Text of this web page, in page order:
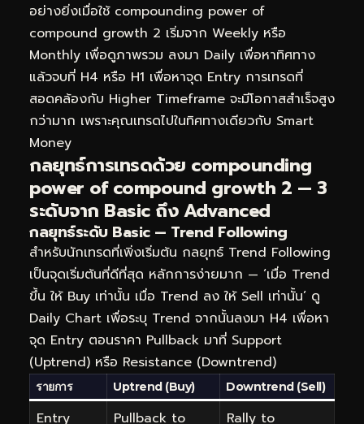
อย่างยิ่งเมื่อใช้ compounding power of
compound growth 2 เริ่มจาก Weekly หรือ
Monthly เพื่อดูภาพรวม ลงมา Daily เพื่อหาทิศทาง
แล้วจบที่ H4 หรือ H1 เพื่อหาจุด Entry การเทรดที่
สอดคล้องกับ Higher Timeframe จะมีโอกาสสำเร็จสูง
กว่ามาก เพราะคุณเทรดไปในทิศทางเดียวกับ Smart
Money
กลยุทธ์การเทรดด้วย compounding
power of compound growth 2 — 3
ระดับจาก Basic ถึง Advanced
กลยุทธ์ระดับ Basic — Trend Following
สำหรับนักเทรดที่เพิ่งเริ่มต้น กลยุทธ์ Trend Following
เป็นจุดเริ่มต้นที่ดีที่สุด หลักการง่ายมาก — ‘เมื่อ Trend
ขึ้น ให้ Buy เท่านั้น เมื่อ Trend ลง ให้ Sell เท่านั้น’ ดู
Daily Chart เพื่อระบุ Trend จากนั้นลงมา H4 เพื่อหา
จุด Entry ตอนราคา Pullback มาที่ Support
(Uptrend) หรือ Resistance (Downtrend)
รายการ Uptrend (Buy) Downtrend (Sell)
Entry
Pullback to
Rally to